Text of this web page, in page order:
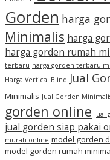
Gorden harga
Minimalis harga
harga gorden rumah
terbaru harga gorden terbaru
Harga Vertical Blind Jual
Minimalis Jual Gorden
gorden online jual
jual gorden siap pakai
murah online model gorden
model gorden rumah